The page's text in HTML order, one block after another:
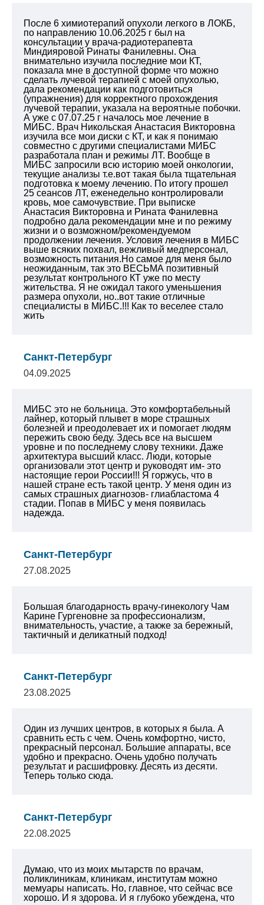
После 6 химиотерапий опухоли легкого в ЛОКБ,
по направлению 10.06.2025 г был на
консультации у врача-радиотерапевта
Миндияровой Ринаты Фанилевны. Она
внимательно изучила последние мои КТ,
показала мне в доступной форме что можно
сделать лучевой терапией с моей опухолью,
дала рекомендации как подготовиться
(упражнения) для корректного прохождения
лучевой терапии, указала на вероятные побочки.
А уже с 07.07.25 г началось мое лечение в
МИБС. Врач Никольская Анастасия Викторовна
изучила все мои диски с КТ, и как я понимаю
совместно с другими специалистами МИБС
разработала план и режимы ЛТ. Вообще в
МИБС запросили всю историю моей онкологии,
текущие анализы т.е.вот такая была тщательная
подготовка к моему лечению. По итогу прошел
25 сеансов ЛТ, еженедельно контролировали
кровь, мое самочувствие. При выписке
Анастасия Викторовна и Рината Фанилевна
подробно дала рекомендации мне и по режиму
жизни и о возможном/рекомендуемом
продолжении лечения. Условия лечения в МИБС
выше всяких похвал, вежливый медперсонал,
возможность питания.Но самое для меня было
неожиданным, так это ВЕСЬМА позитивный
результат контрольного КТ уже по месту
жительства. Я не ожидал такого уменьшения
размера опухоли, но..вот такие отличные
специалисты в МИБС.!!! Как то веселее стало
жить
Санкт-Петербург
04.09.2025
МИБС это не больница. Это комфортабельный
лайнер, который плывет в море страшных
болезней и преодолевает их и помогает людям
пережить свою беду. Здесь все на высшем
уровне и по последнему слову техники. Даже
архитектура высший класс. Люди, которые
организовали этот центр и руководят им- это
настоящие герои России!!! Я горжусь, что в
нашей стране есть такой центр. У меня один из
самых страшных диагнозов- глиабластома 4
стадии. Попав в МИБС у меня появилась
надежда.
Санкт-Петербург
27.08.2025
Большая благодарность врачу-гинекологу Чам
Карине Гургеновне за профессионализм,
внимательность, участие, а также за бережный,
тактичный и деликатный подход!
Санкт-Петербург
23.08.2025
Один из лучших центров, в которых я была. А
сравнить есть с чем. Очень комфортно, чисто,
прекрасный персонал. Большие аппараты, все
удобно и прекрасно. Очень удобно получать
результат и расшифровку. Десять из десяти.
Теперь только сюда.
Санкт-Петербург
22.08.2025
Думаю, что из моих мытарств по врачам,
поликлиникам, клиникам, институтам можно
мемуары написать. Но, главное, что сейчас все
хорошо. И я здорова. И я глубоко убеждена, что